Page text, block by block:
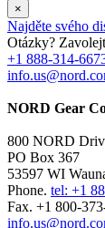
×
Najděte svého
Otázky?
+1 888-314-
NORD Gear
800 NORD
PO Box 367
53597 WI
Phone. tel: +1
Fax. +1 800-